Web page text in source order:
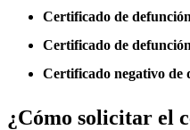
Certificado de
Certificado de
Certificado negativo de
¿Cómo solicitar el